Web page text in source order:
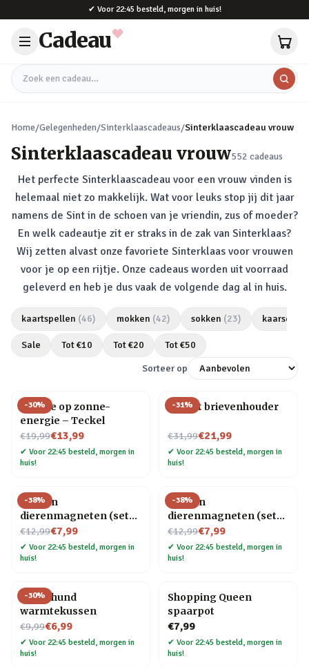
✔ Voor 22:45 besteld, morgen in huis!
Cadeau
Zoek een cadeau
Home/Gelegenheden/Sinterklaascadeaus/Sinterklaascadeau vrouw
Sinterklaascadeau vrouw552 cadeaus
Het perfecte Sinterklaascadeau voor een vrouw vinden is
helemaal niet zo makkelijk. Wat voor leuks stop jij dit jaar
namens de Sint in de schoen van je vriendin, zus of moeder?
En welk cadeautje zit er straks in de zak van Sinterklaas?
Wij zetten alvast onze favoriete Sinterklaas voor vrouwen
voor je op een rijtje. Onze cadeaus worden uit voorraad
geleverd en heb je dus vaak de volgende dag al in huis.
kaartspellen (46) mokken (42) sokken (23) kaarsen
Sale Tot €10 Tot €20 Tot €50
Sorteer op
-30%
Hondje op zonne-
energie – Teckel
€19,99
Nu voor€13,99
✔ Voor 22:45 besteld, morgen in
huis!
-31%
Olifant brievenhouder
€31,99
Nu voor€21,99
✔ Voor 22:45 besteld, morgen in
huis!
-38%
Houten
dierenmagneten (set
van 3) – Kat
€12,99
Nu voor€7,99
✔ Voor 22:45 besteld, morgen in
huis!
-38%
Houten
dierenmagneten (set
van 3) – Hond
€12,99
Nu voor€7,99
✔ Voor 22:45 besteld, morgen in
huis!
-30%
Dachshund
warmtekussen
€9,99
Nu voor€6,99
✔ Voor 22:45 besteld, morgen in
huis!
Shopping Queen
spaarpot
€7,99
✔ Voor 22:45 besteld, morgen in
huis!